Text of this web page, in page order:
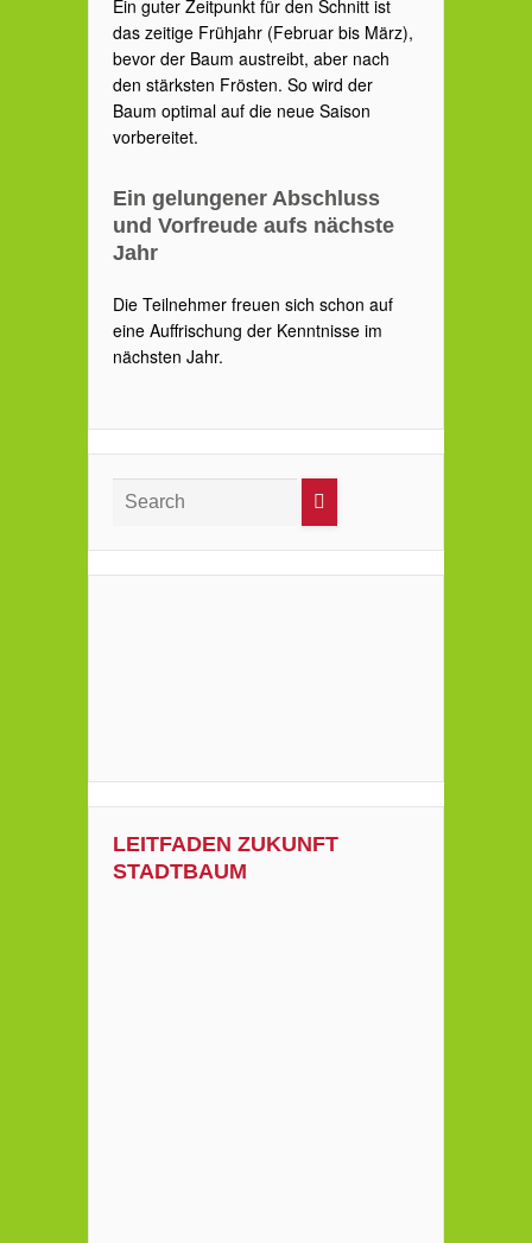
Ein guter Zeitpunkt für den Schnitt ist
das zeitige Frühjahr (Februar bis März),
bevor der Baum austreibt, aber nach
den stärksten Frösten. So wird der
Baum optimal auf die neue Saison
vorbereitet.
Ein gelungener Abschluss
und Vorfreude aufs nächste
Jahr
Die Teilnehmer freuen sich schon auf
eine Auffrischung der Kenntnisse im
nächsten Jahr.
LEITFADEN ZUKUNFT
STADTBAUM